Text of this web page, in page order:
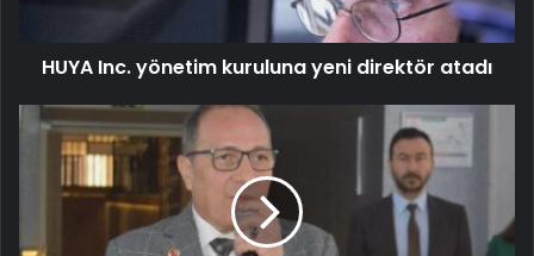
HUYA Inc. yönetim kuruluna yeni direktör atadı